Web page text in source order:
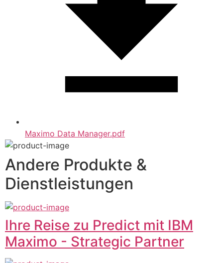
Maximo Data Manager.pdf
Andere Produkte &
Dienstleistungen
Ihre Reise zu Predict mit IBM
Maximo - Strategic Partner